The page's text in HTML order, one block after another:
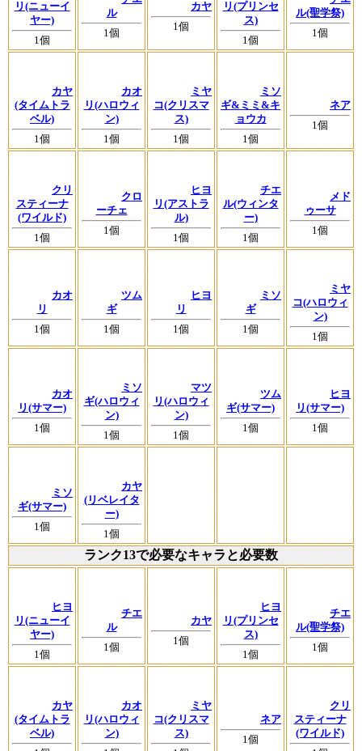
リ(ニューイ
ヤー)
1個
ル
1個
カヤ
1個
リ(プリンセ
ス)
1個
ル(聖学祭)
1個
カヤ
(タイムトラ
ベル)
1個
カオ
リ(ハロウィ
ン)
1個
ミヤ
コ(クリスマ
ス)
1個
ミソ
ギ&ミミ&キ
ョウカ
1個
ネア
1個
クリ
スティーナ
(ワイルド)
1個
クロ
ーチェ
1個
ヒヨ
リ(アストラ
ル)
1個
チエ
ル(ウィンタ
ー)
1個
メド
ゥーサ
1個
カオ
リ
1個
ツム
ギ
1個
ヒヨ
リ
1個
ミソ
ギ
1個
ミヤ
コ(ハロウィ
ン)
1個
カオ
リ(サマー)
1個
ミソ
ギ(ハロウィ
ン)
1個
マツ
リ(ハロウィ
ン)
1個
ツム
ギ(サマー)
1個
ヒヨ
リ(サマー)
1個
ミソ
ギ(サマー)
1個
カヤ
(リベレイタ
ー)
1個
ランク13で必要なキャラと必要数
ヒヨ
リ(ニューイ
ヤー)
1個
チエ
ル
1個
カヤ
1個
ヒヨ
リ(プリンセ
ス)
1個
チエ
ル(聖学祭)
1個
カヤ
(タイムトラ
ベル)
カオ
リ(ハロウィ
ン)
ミヤ
コ(クリスマ
ス)
ネア
1個
クリ
スティーナ
(ワイルド)